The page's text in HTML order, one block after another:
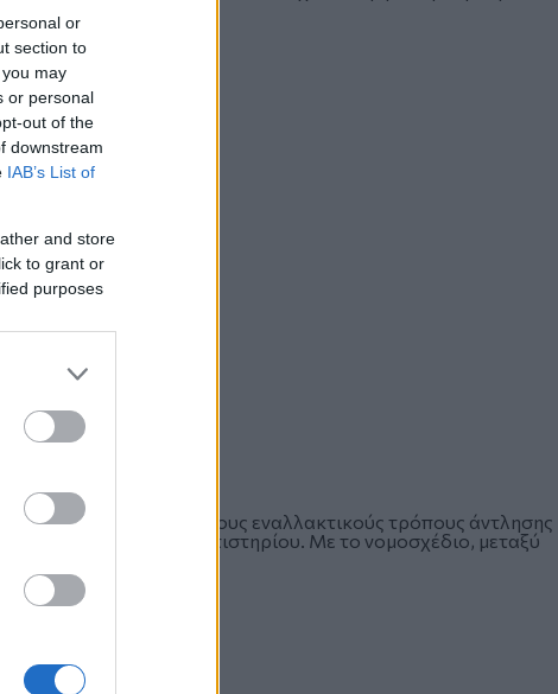
or
section to
may
or personal
out of the
downstream
IAB’s List of
and store
to grant or
purposes
προβλέπει νέους εναλλακτικούς τρόπους άντλησης
μέσω του Χρηματιστηρίου. Με το νομοσχέδιο, μεταξύ